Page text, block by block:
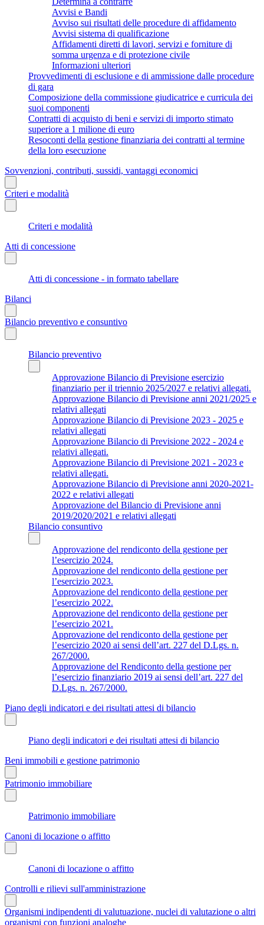
Avvisi e Bandi
Avviso sui risultati delle procedure di affidamento
Avvisi sistema di qualificazione
Affidamenti diretti di lavori, servizi e forniture di
somma urgenza e di protezione civile
Informazioni ulteriori
Provvedimenti di esclusione e di ammissione dalle procedure
di gara
Composizione della commissione giudicatrice e curricula dei
suoi componenti
Contratti di acquisto di beni e servizi di importo stimato
superiore a 1 milione di euro
Resoconti della gestione finanziaria dei contratti al termine
della loro esecuzione
Sovvenzioni, contributi, sussidi, vantaggi economici
Criteri e modalità
Criteri e modalità
Atti di concessione
Atti di concessione - in formato tabellare
Bilanci
Bilancio preventivo e consuntivo
Bilancio preventivo
Approvazione Bilancio di Previsione esercizio
finanziario per il triennio 2025/2027 e relativi allegati.
Approvazione Bilancio di Previsione anni 2021/2025 e
relativi allegati
Approvazione Bilancio di Previsione 2023 - 2025 e
relativi allegati
Approvazione Bilancio di Previsione 2022 - 2024 e
relativi allegati.
Approvazione Bilancio di Previsione 2021 - 2023 e
relativi allegati.
Approvazione Bilancio di Previsione anni 2020-2021-
2022 e relativi allegati
Approvazione del Bilancio di Previsione anni
2019/2020/2021 e relativi allegati
Bilancio consuntivo
Approvazione del rendiconto della gestione per
l’esercizio 2024.
Approvazione del rendiconto della gestione per
l’esercizio 2023.
Approvazione del rendiconto della gestione per
l’esercizio 2022.
Approvazione del rendiconto della gestione per
l’esercizio 2021.
Approvazione del rendiconto della gestione per
l’esercizio 2020 ai sensi dell’art. 227 del D.Lgs. n.
267/2000.
Approvazione del Rendiconto della gestione per
l’esercizio finanziario 2019 ai sensi dell’art. 227 del
D.Lgs. n. 267/2000.
Piano degli indicatori e dei risultati attesi di bilancio
Piano degli indicatori e dei risultati attesi di bilancio
Beni immobili e gestione patrimonio
Patrimonio immobiliare
Patrimonio immobiliare
Canoni di locazione o affitto
Canoni di locazione o affitto
Controlli e rilievi sull'amministrazione
Organismi indipendenti di valutuazione, nuclei di valutazione o altri
organismi con funzioni analoghe